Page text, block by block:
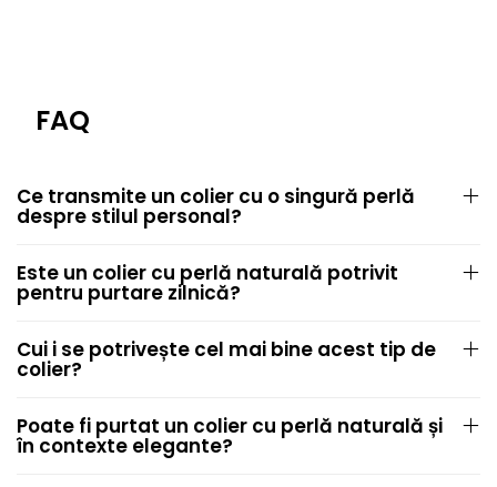
FAQ
Ce transmite un colier cu o singură perlă
despre stilul personal?
Este un colier cu perlă naturală potrivit
pentru purtare zilnică?
Cui i se potrivește cel mai bine acest tip de
colier?
Poate fi purtat un colier cu perlă naturală și
în contexte elegante?